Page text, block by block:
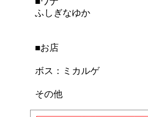
ふしぎなゆか
■お店
ボス：ミカルゲ
その他